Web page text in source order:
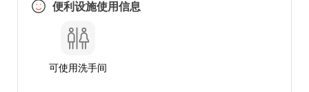
便利设施使用信息
可使用洗手间